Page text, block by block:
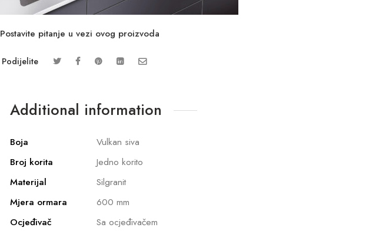
Postavite pitanje u vezi ovog proizvoda
Podijelite
Additional information
Boja
Vulkan siva
Broj korita
Jedno korito
Materijal
Silgranit
Mjera ormara
600 mm
Ocjeđivač
Sa ocjeđivačem